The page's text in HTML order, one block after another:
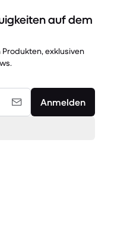
auf dem
Produkten, exklusiven
Anmelden